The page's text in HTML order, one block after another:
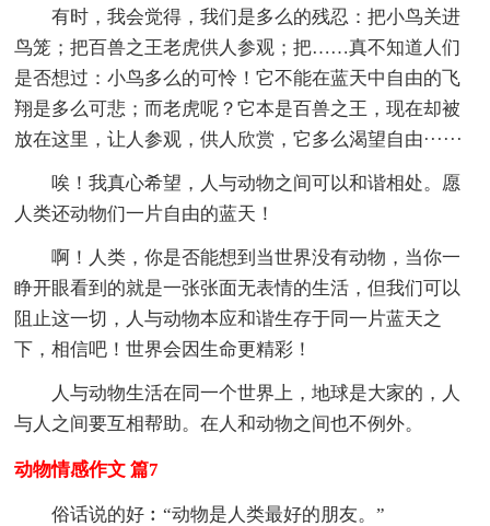
有时，我会觉得，我们是多么的残忍：把小鸟关进
鸟笼；把百兽之王老虎供人参观；把……真不知道人们
是否想过：小鸟多么的可怜！它不能在蓝天中自由的飞
翔是多么可悲；而老虎呢？它本是百兽之王，现在却被
放在这里，让人参观，供人欣赏，它多么渴望自由······
唉！我真心希望，人与动物之间可以和谐相处。愿
人类还动物们一片自由的蓝天！
啊！人类，你是否能想到当世界没有动物，当你一
睁开眼看到的就是一张张面无表情的生活，但我们可以
阻止这一切，人与动物本应和谐生存于同一片蓝天之
下，相信吧！世界会因生命更精彩！
人与动物生活在同一个世界上，地球是大家的，人
与人之间要互相帮助。在人和动物之间也不例外。
动物情感作文 篇7
俗话说的好︰“动物是人类最好的朋友。”